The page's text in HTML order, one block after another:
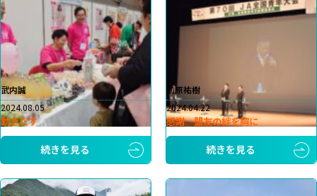
武内誠
2024.08.05
動きだす
続きを見る
前原祐樹
2024.04.22
感謝 盟友の絆を胸に
続きを見る